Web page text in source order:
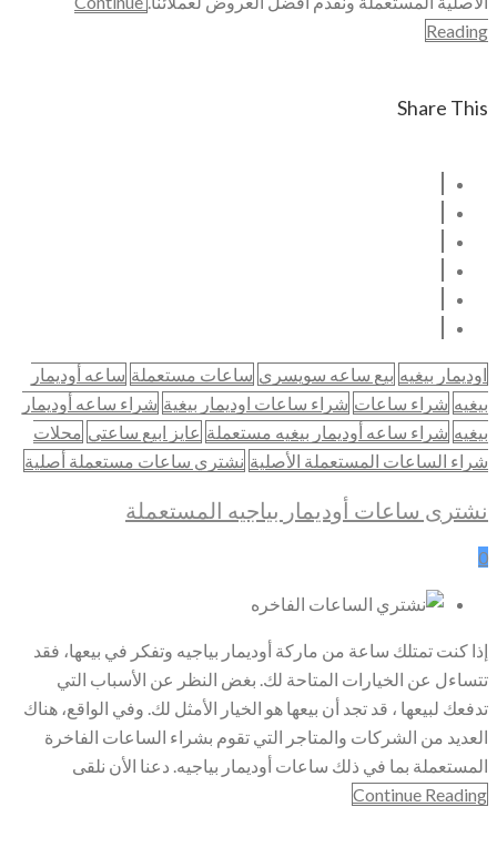
Reading
Share This
اوديمار بيغيه بيع ساعه سويسري ساعات مستعملة ساعه أوديمار
بيغيه شراء ساعات شراء ساعات اوديمار بيغية شراء ساعه أوديمار
بيغيه شراء ساعه أوديمار بيغيه مستعملة عايز ابيع ساعتي محلات
شراء الساعات المستعملة الأصلية نشتري ساعات مستعملة أصلية
نشترى ساعات أوديمار بياجيه المستعملة
0
إذا كنت تمتلك ساعة من ماركة أوديمار بياجيه وتفكر في بيعها، فقد
تتساءل عن الخيارات المتاحة لك. بغض النظر عن الأسباب التي
تدفعك لبيعها ، قد تجد أن بيعها هو الخيار الأمثل لك. وفي الواقع، هناك
العديد من الشركات والمتاجر التي تقوم بشراء الساعات الفاخرة
المستعملة بما في ذلك ساعات أوديمار بياجيه. دعنا الأن نلقى
Continue Reading